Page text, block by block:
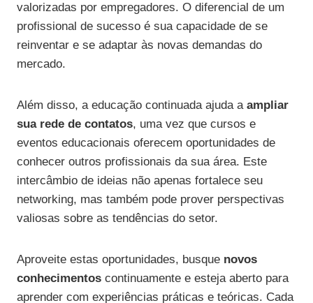
valorizadas por empregadores. O diferencial de um
profissional de sucesso é sua capacidade de se
reinventar e se adaptar às novas demandas do
mercado.
Além disso, a educação continuada ajuda a ampliar
sua rede de contatos, uma vez que cursos e
eventos educacionais oferecem oportunidades de
conhecer outros profissionais da sua área. Este
intercâmbio de ideias não apenas fortalece seu
networking, mas também pode prover perspectivas
valiosas sobre as tendências do setor.
Aproveite estas oportunidades, busque novos
conhecimentos continuamente e esteja aberto para
aprender com experiências práticas e teóricas. Cada